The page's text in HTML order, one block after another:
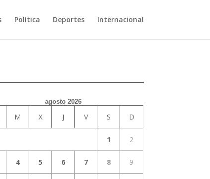
Política Deportes Internacional
agosto 2026
M X J V S D
1 2
4 5 6 7 8 9